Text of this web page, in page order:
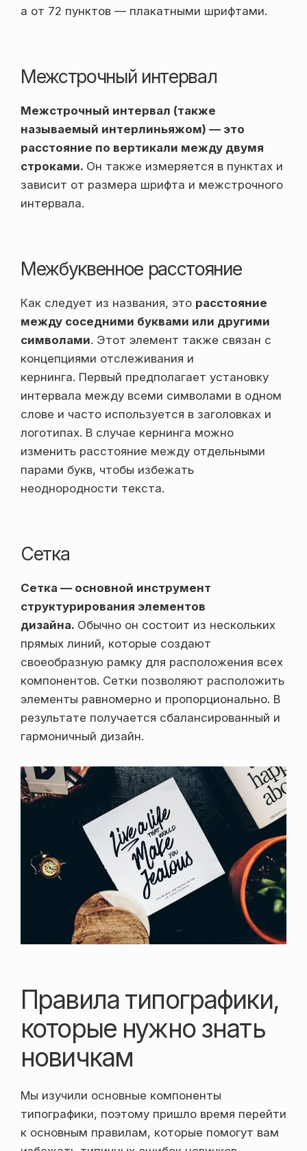
а от 72 пунктов — плакатными шрифтами.
Межстрочный интервал
Межстрочный интервал (также
называемый интерлиньяжом) — это
расстояние по вертикали между двумя
строками. Он также измеряется в пунктах и ​​
зависит от размера шрифта и межстрочного
интервала.
Межбуквенное расстояние
Как следует из названия, это расстояние
между соседними буквами или другими
символами. Этот элемент также связан с
концепциями отслеживания и
кернинга. Первый предполагает установку
интервала между всеми символами в одном
слове и часто используется в заголовках и
логотипах. В случае кернинга можно
изменить расстояние между отдельными
парами букв, чтобы избежать
неоднородности текста.
Сетка
Сетка — основной инструмент
структурирования элементов
дизайна. Обычно он состоит из нескольких
прямых линий, которые создают
своеобразную рамку для расположения всех
компонентов. Сетки позволяют расположить
элементы равномерно и пропорционально. В
результате получается сбалансированный и
гармоничный дизайн.
Правила типографики,
которые нужно знать
новичкам
Мы изучили основные компоненты
типографики, поэтому пришло время перейти
к основным правилам, которые помогут вам